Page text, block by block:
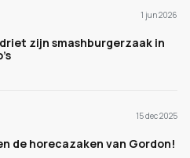
1 jun 2026
zijn smashburgerzaak in
15 dec 2025
de horecazaken van Gordon!